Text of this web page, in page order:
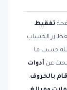
تفقيط
زر الحساب
حسب ما
عن أدوات
بالحروف.